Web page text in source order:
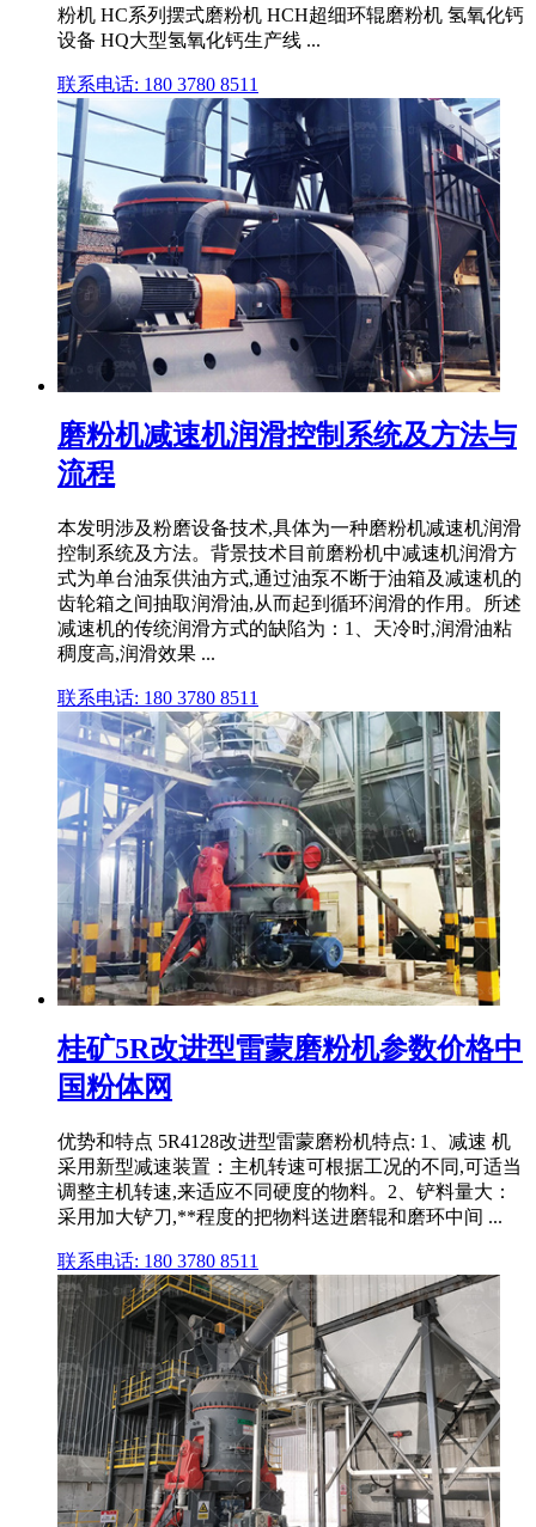
粉机 HC系列摆式磨粉机 HCH超细环辊磨粉机 氢氧化钙
设备 HQ大型氢氧化钙生产线 ...
联系电话: 180 3780 8511
磨粉机减速机润滑控制系统及方法与
流程
本发明涉及粉磨设备技术,具体为一种磨粉机减速机润滑
控制系统及方法。背景技术目前磨粉机中减速机润滑方
式为单台油泵供油方式,通过油泵不断于油箱及减速机的
齿轮箱之间抽取润滑油,从而起到循环润滑的作用。所述
减速机的传统润滑方式的缺陷为：1、天冷时,润滑油粘
稠度高,润滑效果 ...
联系电话: 180 3780 8511
桂矿5R改进型雷蒙磨粉机参数价格中
国粉体网
优势和特点 5R4128改进型雷蒙磨粉机特点: 1、减速 机
采用新型减速装置：主机转速可根据工况的不同,可适当
调整主机转速,来适应不同硬度的物料。2、铲料量大：
采用加大铲刀,**程度的把物料送进磨辊和磨环中间 ...
联系电话: 180 3780 8511